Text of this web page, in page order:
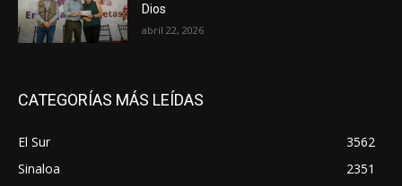
Dios
abril 22, 2026
CATEGORÍAS MÁS LEÍDAS
El Sur
3562
Sinaloa
2351